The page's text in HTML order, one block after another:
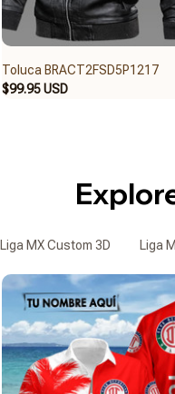
Toluca BRACT2FSD5P1217
$99.95 USD
Liga MX Custom 3D Liga